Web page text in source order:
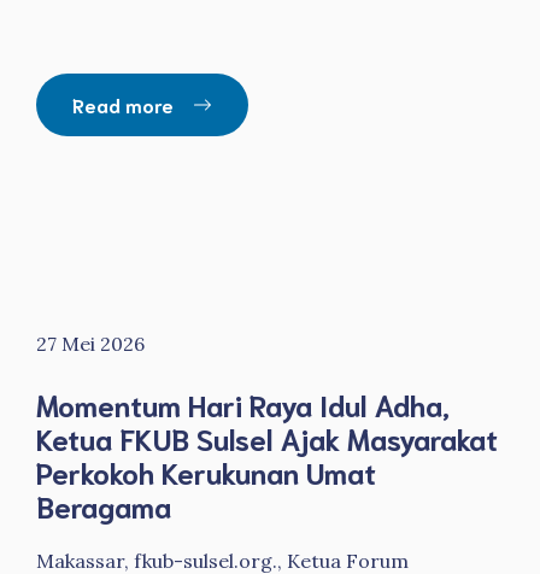
Read more
27 Mei 2026
Momentum Hari Raya Idul Adha,
Ketua FKUB Sulsel Ajak Masyarakat
Perkokoh Kerukunan Umat
Beragama
Makassar, fkub-sulsel.org., Ketua Forum